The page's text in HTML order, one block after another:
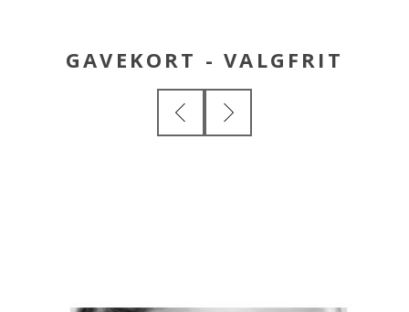
GAVEKORT - VALGFRIT